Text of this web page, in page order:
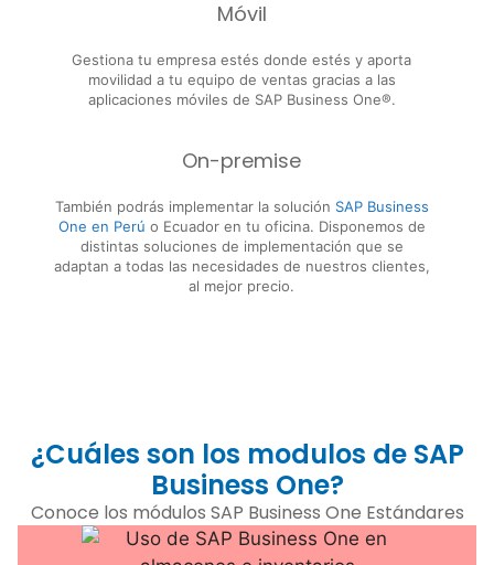
Móvil
Gestiona tu empresa estés donde estés y aporta
movilidad a tu equipo de ventas gracias a las
aplicaciones móviles de SAP Business One®.
On-premise
También podrás implementar la solución SAP Business
One en Perú o Ecuador en tu oficina. Disponemos de
distintas soluciones de implementación que se
adaptan a todas las necesidades de nuestros clientes,
al mejor precio.
¿Cuáles son los modulos de SAP
Business One?
Conoce los módulos SAP Business One Estándares